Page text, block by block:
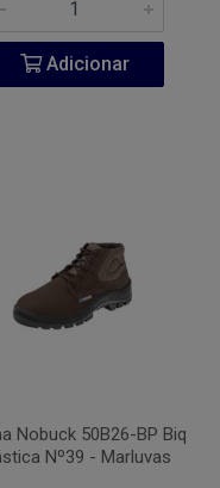
Adicionar
Nobuck 50B26-BP Biq
Nº39 - Marluvas